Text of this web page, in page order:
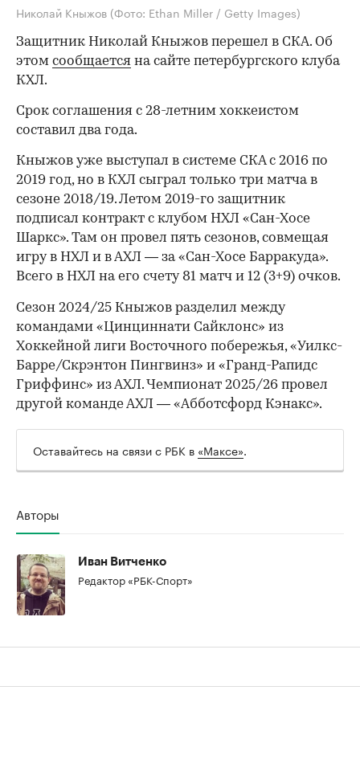
Николай Кныжов (Фото: Ethan Miller / Getty Images)
Защитник Николай Кныжов перешел в СКА. Об
этом сообщается на сайте петербургского клуба
КХЛ.
Срок соглашения с 28-летним хоккеистом
составил два года.
Кныжов уже выступал в системе СКА с 2016 по
2019 год, но в КХЛ сыграл только три матча в
сезоне 2018/19. Летом 2019-го защитник
подписал контракт с клубом НХЛ «Сан-Хосе
Шаркс». Там он провел пять сезонов, совмещая
игру в НХЛ и в АХЛ — за «Сан-Хосе Барракуда».
Всего в НХЛ на его счету 81 матч и 12 (3+9) очков.
Сезон 2024/25 Кныжов разделил между
командами «Цинциннати Сайклонс» из
Хоккейной лиги Восточного побережья, «Уилкс-
Барре/Скрэнтон Пингвинз» и «Гранд-Рапидс
Гриффинс» из АХЛ. Чемпионат 2025/26 провел
другой команде АХЛ — «Абботсфорд Кэнакс».
Оставайтесь на связи с РБК в «Максе».
Авторы
Иван Витченко
Редактор «РБК-Спорт»